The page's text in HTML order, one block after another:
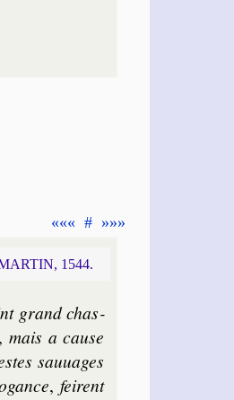
««« # »»»
1544.
grand chas­
, mais a cause
sau­uages
,feirent